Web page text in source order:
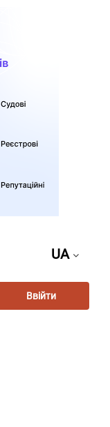
UA
Ввійти